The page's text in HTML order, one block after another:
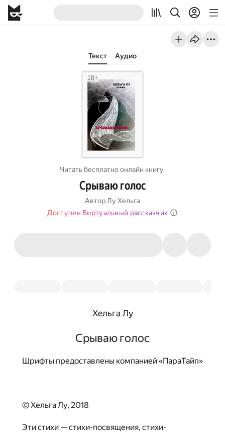
Текст Аудио
Читать бесплатно онлайн книгу
Срываю голос
АвторЛу Хельга
Доступен Виртуальный рассказчик
Хельга Лу
Срываю голос
Шрифты предоставлены компанией «ПараТайп»
© Хельга Лу, 2018
Эти стихи — стихи-посвящения, стихи-